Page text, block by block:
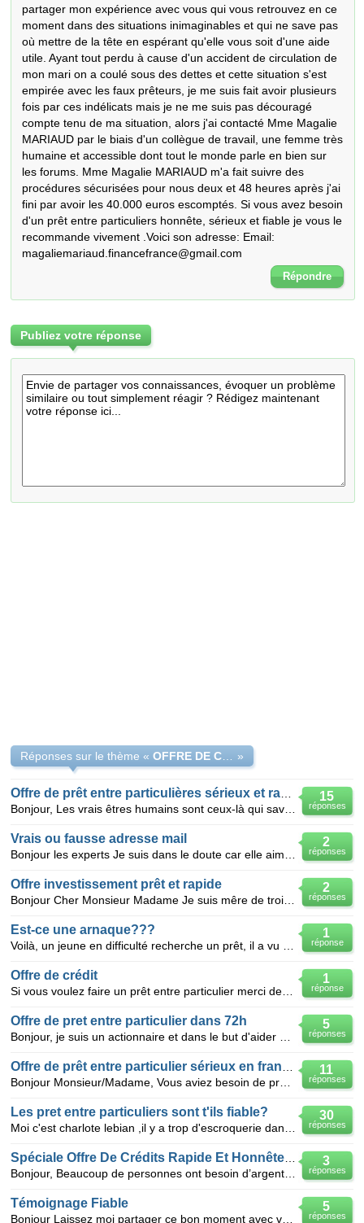
partager mon expérience avec vous qui vous retrouvez en ce
moment dans des situations inimaginables et qui ne save pas
où mettre de la tête en espérant qu'elle vous soit d'une aide
utile. Ayant tout perdu à cause d'un accident de circulation de
mon mari on a coulé sous des dettes et cette situation s'est
empirée avec les faux prêteurs, je me suis fait avoir plusieurs
fois par ces indélicats mais je ne me suis pas découragé
compte tenu de ma situation, alors j'ai contacté Mme Magalie
MARIAUD par le biais d'un collègue de travail, une femme très
humaine et accessible dont tout le monde parle en bien sur
les forums. Mme Magalie MARIAUD m'a fait suivre des
procédures sécurisées pour nous deux et 48 heures après j'ai
fini par avoir les 40.000 euros escomptés. Si vous avez besoin
d'un prêt entre particuliers honnête, sérieux et fiable je vous le
recommande vivement .Voici son adresse: Email:
magaliemariaud.financefrance@gmail.com
Répondre
Publiez votre réponse
Réponses sur le thème « »
15
réponses
2
réponses
Vrais ou fausse adresse mail
2
réponses
Offre investissement prêt et rapide
1
réponse
Est-ce une arnaque???
1
réponse
Offre de crédit
5
réponses
Offre de pret entre particulier dans 72h
11
réponses
30
réponses
Les pret entre particuliers sont t'ils fiable?
3
réponses
5
réponses
Témoignage Fiable